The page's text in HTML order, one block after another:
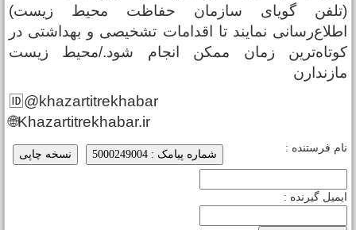
گویای سازمان حفاظت محیط زیست)
نمایند تا اقدامات تشخیصی و بهداشتی در
زمان ممکن انجام شود./محیط زیست
🆔@khazartitrekhabar
🌐Khazartitrekhabar.ir
نسخه چاپی شماره پیامک : 5000249004
فرستنده :
گیرنده :